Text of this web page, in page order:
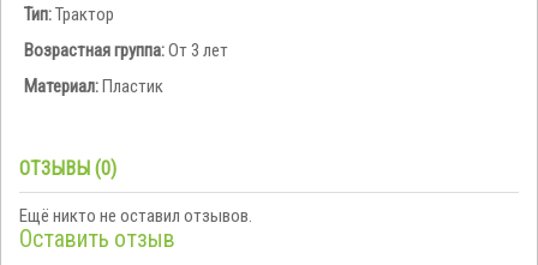
Тип:Трактор
Возрастная группа:От 3 лет
Материал:Пластик
ОТЗЫВЫ (0)
Ещё никто не оставил отзывов.
Оставить отзыв